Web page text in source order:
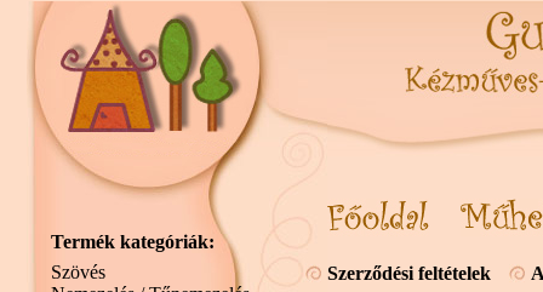
Szerződési feltételek
Termék kategóriák:
Szövés